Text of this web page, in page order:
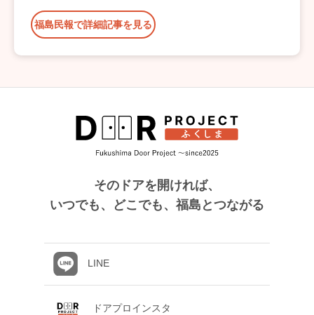
福島民報で詳細記事を見る
そのドアを開ければ、
いつでも、どこでも、福島とつながる
LINE
ドアプロインスタ